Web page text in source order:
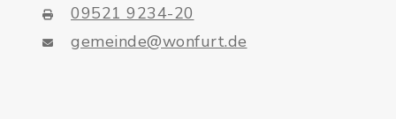
09521 9234-20
gemeinde@wonfurt.de